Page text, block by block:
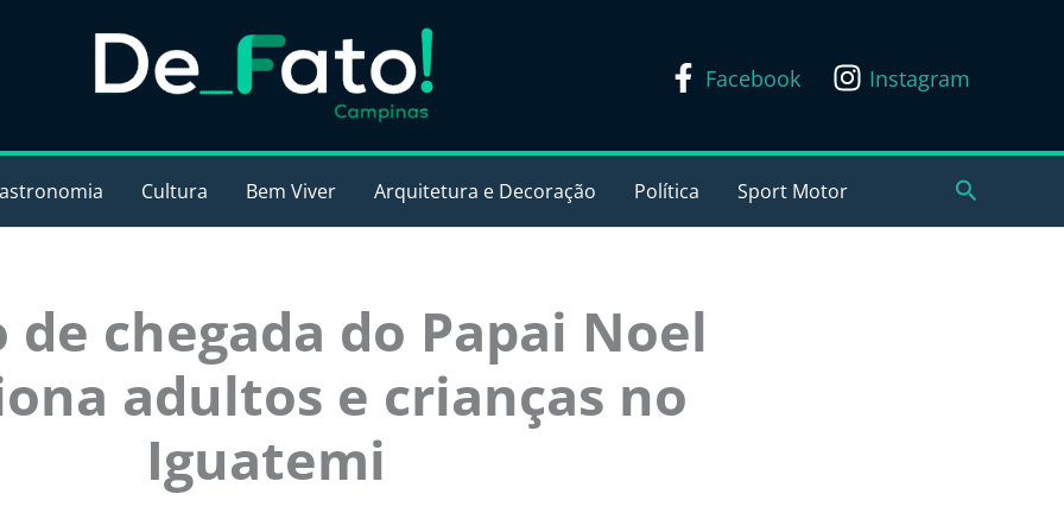
Facebook Instagram
Cultura Bem Viver Arquitetura e Decoração Política Sport Motor Pesquisar
de chegada do Papai Noel
adultos e crianças no
Iguatemi